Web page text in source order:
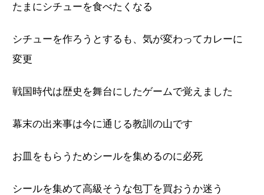
たまにシチューを食べたくなる
シチューを作ろうとするも、気が変わってカレーに
変更
戦国時代は歴史を舞台にしたゲームで覚えました
幕末の出来事は今に通じる教訓の山です
お皿をもらうためシールを集めるのに必死
シールを集めて高級そうな包丁を買おうか迷う